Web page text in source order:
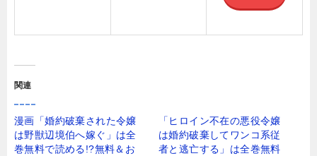
関連
漫画「婚約破棄された令嬢
は野獣辺境伯へ嫁ぐ」は全
巻無料で読める!?無料＆お
「ヒロイン不在の悪役令嬢
は婚約破棄してワンコ系従
者と逃亡する」は全巻無料